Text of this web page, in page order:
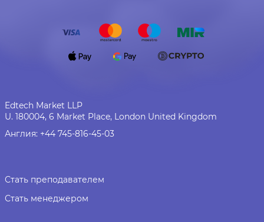
Edtech Market LLP
U. 180004, 6 Market Place, London United Kingdom
Англия: +44 745-816-45-03
Стать преподавателем
Стать менеджером